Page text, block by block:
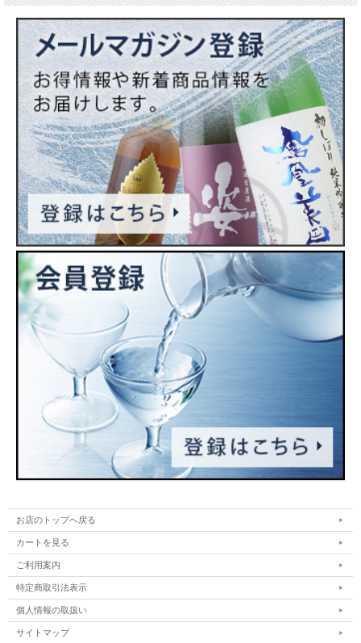
お店のトップへ戻る
カートを見る
ご利用案内
特定商取引法表示
個人情報の取扱い
サイトマップ